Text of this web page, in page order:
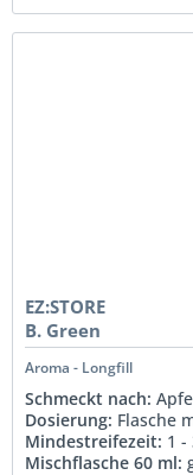
EZ:STORE
B. Green
Aroma - Longfill
Schmeckt nach:
Dosierung: Flasche
Mindestreifezeit: 1 -
Mischflasche 60 ml: